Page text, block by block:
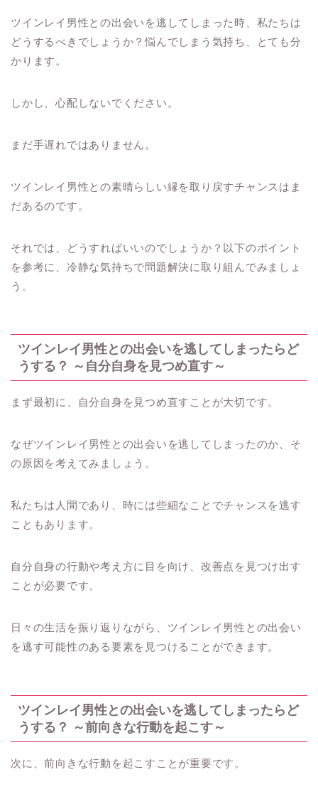
ツインレイ男性との出会いを逃してしまった時、私たちは
どうするべきでしょうか？悩んでしまう気持ち、とても分
かります。
しかし、心配しないでください。
まだ手遅れではありません。
ツインレイ男性との素晴らしい縁を取り戻すチャンスはま
だあるのです。
それでは、どうすればいいのでしょうか？以下のポイント
を参考に、冷静な気持ちで問題解決に取り組んでみましょ
う。
ツインレイ男性との出会いを逃してしまったらど
うする？ ～自分自身を見つめ直す～
まず最初に、自分自身を見つめ直すことが大切です。
なぜツインレイ男性との出会いを逃してしまったのか、そ
の原因を考えてみましょう。
私たちは人間であり、時には些細なことでチャンスを逃す
こともあります。
自分自身の行動や考え方に目を向け、改善点を見つけ出す
ことが必要です。
日々の生活を振り返りながら、ツインレイ男性との出会い
を逃す可能性のある要素を見つけることができます。
ツインレイ男性との出会いを逃してしまったらど
うする？ ～前向きな行動を起こす～
次に、前向きな行動を起こすことが重要です。